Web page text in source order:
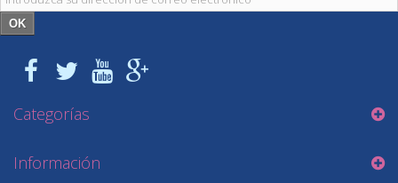
OK
Categorías
Información